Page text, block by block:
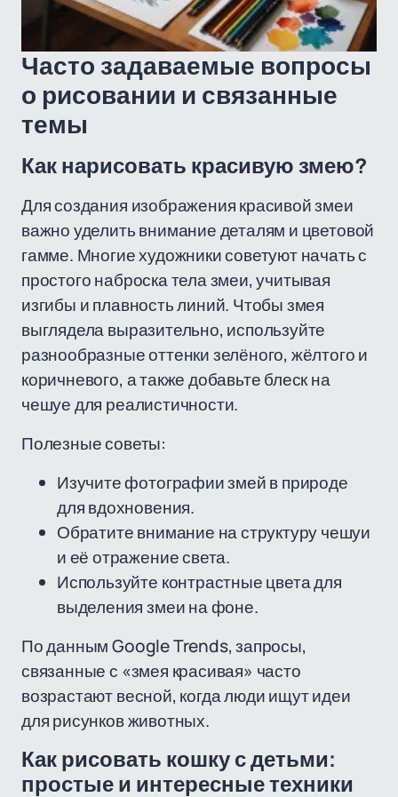
Часто задаваемые вопросы
о рисовании и связанные
темы
Как нарисовать красивую змею?
Для создания изображения красивой змеи
важно уделить внимание деталям и цветовой
гамме. Многие художники советуют начать с
простого наброска тела змеи, учитывая
изгибы и плавность линий. Чтобы змея
выглядела выразительно, используйте
разнообразные оттенки зелёного, жёлтого и
коричневого, а также добавьте блеск на
чешуе для реалистичности.
Полезные советы:
Изучите фотографии змей в природе
для вдохновения.
Обратите внимание на структуру чешуи
и её отражение света.
Используйте контрастные цвета для
выделения змеи на фоне.
По данным Google Trends, запросы,
связанные с «змея красивая» часто
возрастают весной, когда люди ищут идеи
для рисунков животных.
Как рисовать кошку с детьми:
простые и интересные техники